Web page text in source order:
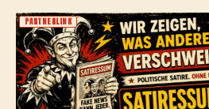
PARTNERLINK